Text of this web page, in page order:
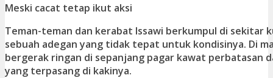
Meski cacat tetap ikut aksi
Teman-teman dan kerabat Issawi berkumpul di sekitar
sebuah adegan yang tidak tepat untuk kondisinya. Di
bergerak ringan di sepanjang pagar kawat perbatasan
yang terpasang di kakinya.